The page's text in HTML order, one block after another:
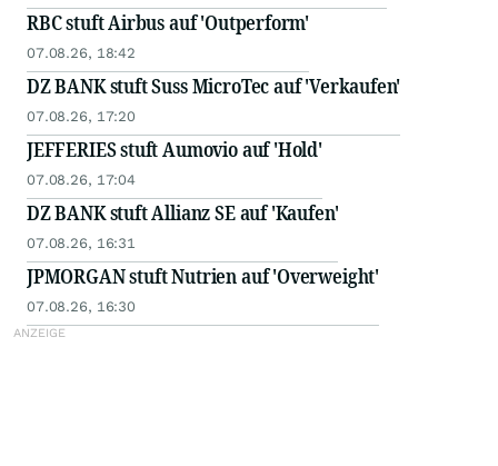
RBC stuft Airbus auf 'Outperform'
07.08.26, 18:42
DZ BANK stuft Suss MicroTec auf 'Verkaufen'
07.08.26, 17:20
JEFFERIES stuft Aumovio auf 'Hold'
07.08.26, 17:04
DZ BANK stuft Allianz SE auf 'Kaufen'
07.08.26, 16:31
JPMORGAN stuft Nutrien auf 'Overweight'
07.08.26, 16:30